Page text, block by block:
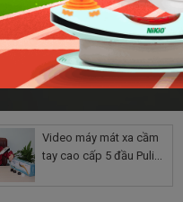
Video máy mát xa cầm
tay cao cấp 5 đầu Puli